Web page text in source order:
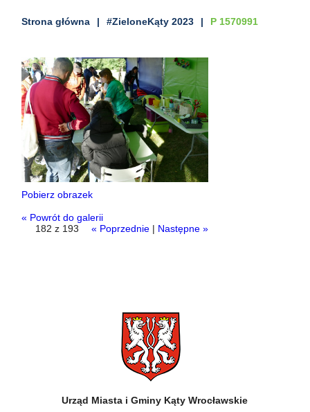
Strona główna #ZieloneKąty 2023 P 1570991
Pobierz obrazek
« Powrót do galerii
182 z 193
« Poprzednie | Następne »
Urząd Miasta i Gminy Kąty Wrocławskie